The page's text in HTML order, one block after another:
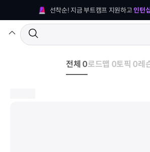
선착순! 지금 부트캠프 지원하고 인턴
전체 0로드맵 0토픽 0레